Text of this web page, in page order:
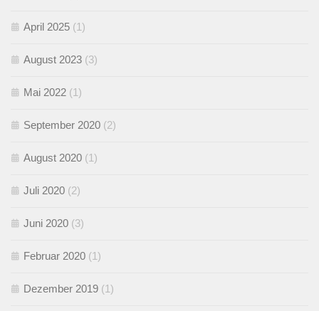
April 2025 (1)
August 2023 (3)
Mai 2022 (1)
September 2020 (2)
August 2020 (1)
Juli 2020 (2)
Juni 2020 (3)
Februar 2020 (1)
Dezember 2019 (1)